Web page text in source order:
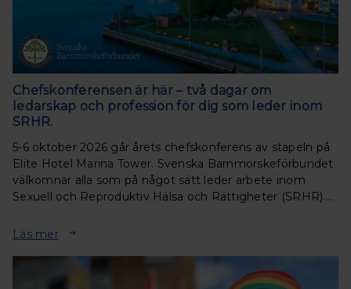
Chefskonferensen är här – två dagar om
ledarskap och profession för dig som leder inom
SRHR.
5-6 oktober 2026 går årets chefskonferens av stapeln på
Elite Hotel Marina Tower. Svenska Barnmorskeförbundet
välkomnar alla som på något sätt leder arbete inom
Sexuell och Reproduktiv Hälsa och Rättigheter (SRHR).
föreläsningar, samtal och workhops.
Läs mer